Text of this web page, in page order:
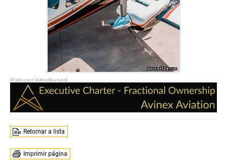
Retornar a lista
Imprimir página